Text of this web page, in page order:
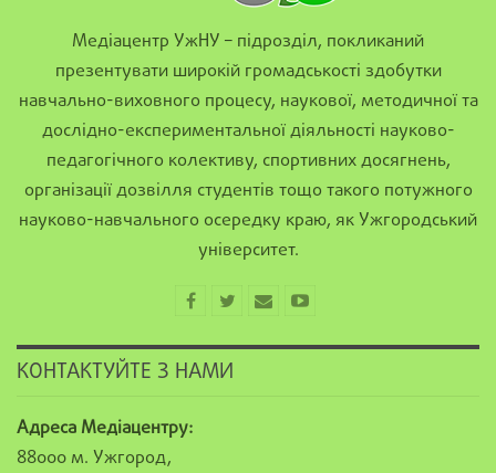
Медіацентр УжНУ – підрозділ, покликаний
презентувати широкій громадськості здобутки
навчально-виховного процесу, наукової, методичної та
дослідно-експериментальної діяльності науково-
педагогічного колективу, спортивних досягнень,
організації дозвілля студентів тощо такого потужного
науково-навчального осередку краю, як Ужгородський
університет.
КОНТАКТУЙТЕ З НАМИ
Адреса Медіацентру:
88000 м. Ужгород,